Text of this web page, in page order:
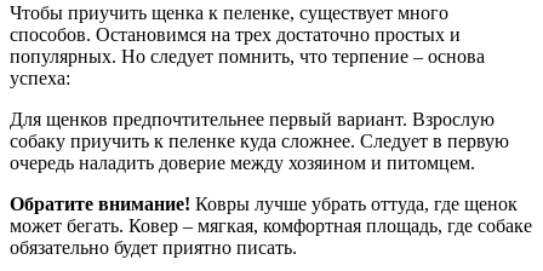
Чтобы приучить щенка к пеленке, существует много
способов. Остановимся на трех достаточно простых и
популярных. Но следует помнить, что терпение – основа
успеха:
Для щенков предпочтительнее первый вариант. Взрослую
собаку приучить к пеленке куда сложнее. Следует в первую
очередь наладить доверие между хозяином и питомцем.
Обратите внимание! Ковры лучше убрать оттуда, где щенок
может бегать. Ковер – мягкая, комфортная площадь, где собаке
обязательно будет приятно писать.